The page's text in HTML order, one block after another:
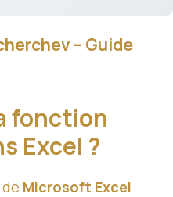
– Guide
fonction
Excel ?
de Microsoft Excel